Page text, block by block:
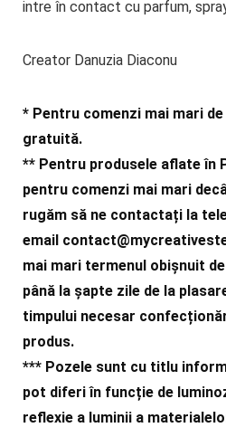
intre în contact cu parfum,
Creator Danuzia Diaconu
* Pentru comenzi mai mari
gratuită.
** Pentru produsele aflate în
pentru comenzi mai mari
rugăm să ne contactați la
email
mai mari termenul obișnuit
până la șapte zile de la
timpului necesar
produs.
*** Pozele sunt cu titlu
pot diferi în funcție de
reflexie a luminii a